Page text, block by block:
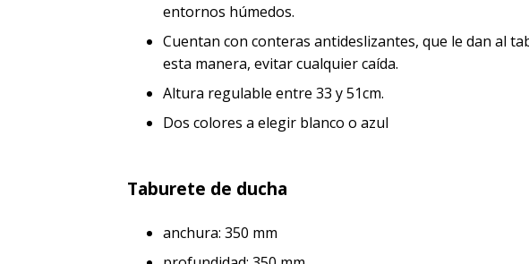
entornos húmedos.
Cuentan con conteras antideslizantes, que le dan al
esta manera, evitar cualquier caída.
Altura regulable entre 33 y 51cm.
Dos colores a elegir blanco o azul
Taburete de ducha
anchura: 350 mm